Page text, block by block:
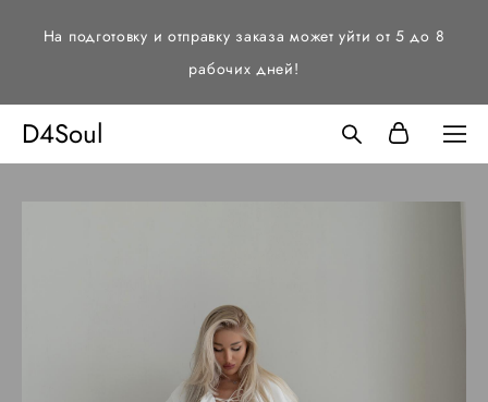
На подготовку и отправку заказа может уйти от 5 до 8
рабочих дней!
D4Soul